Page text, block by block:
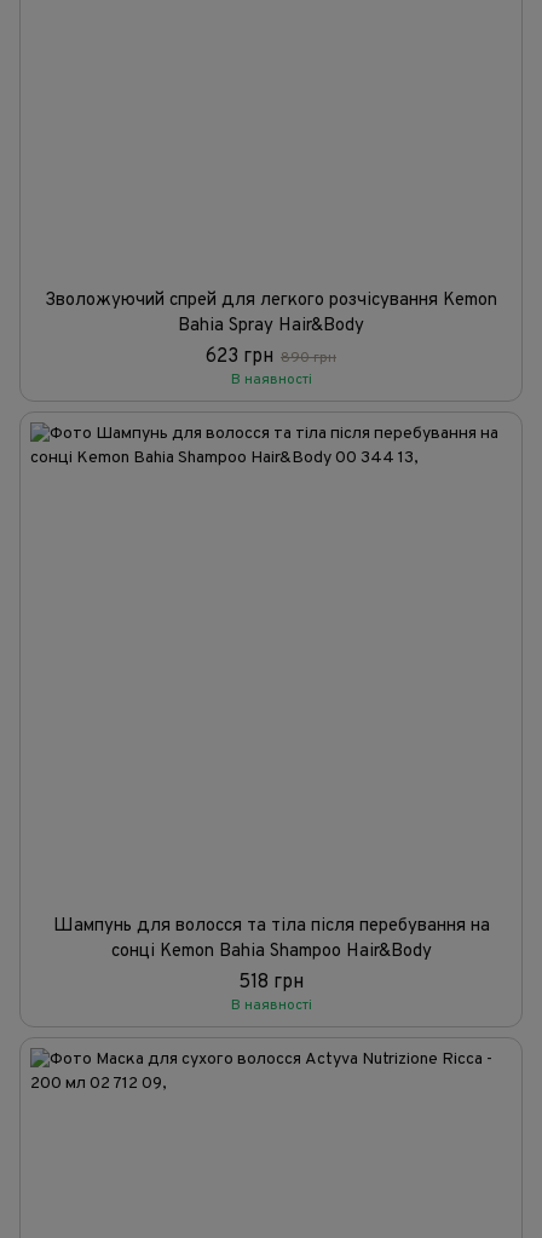
Зволожуючий спрей для легкого розчісування Kemon
Bahia Spray Hair&Body
623 грн 890 грн
В наявності
Шампунь для волосся та тіла після перебування на
сонці Kemon Bahia Shampoo Hair&Body
518 грн
В наявності